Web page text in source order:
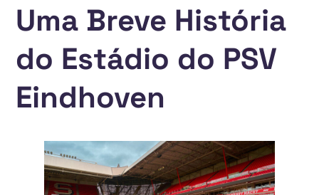
Uma Breve História
do Estádio do PSV
Eindhoven